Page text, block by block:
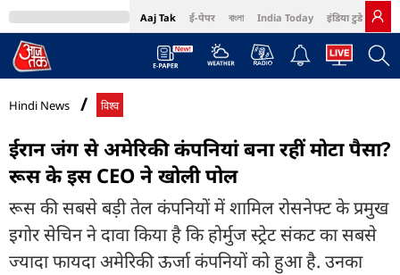
Aaj Tak ई-पेपर বাংলা India Today इंडिया टुडे हिंदी
MumbaiTak Cosmopolitan Harper's Bazaar Northeast
Hindi News विश्व
ईरान जंग से अमेरिकी कंपनियां बना रहीं मोटा पैसा?
रूस के इस CEO ने खोली पोल
रूस की सबसे बड़ी तेल कंपनियों में शामिल रोसनेफ्ट के प्रमुख
इगोर सेचिन ने दावा किया है कि होर्मुज स्ट्रेट संकट का सबसे
ज्यादा फायदा अमेरिकी ऊर्जा कंपनियों को हुआ है. उनका